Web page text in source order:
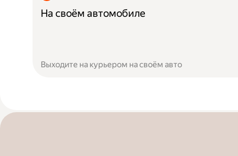
На своём автомобиле
Выходите на курьером на своём авто